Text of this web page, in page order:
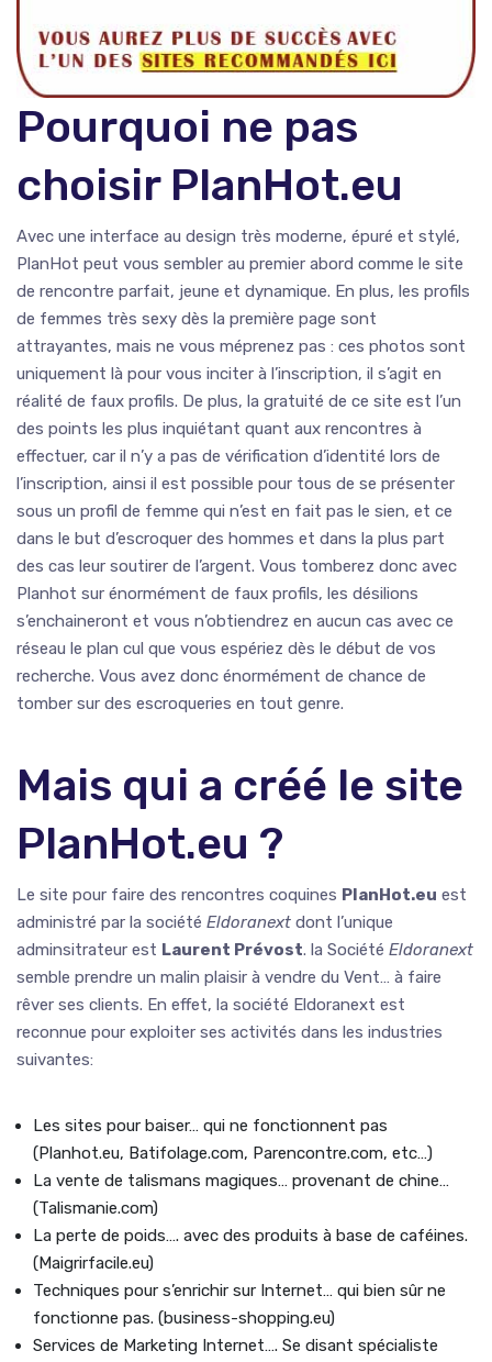
Pourquoi ne pas
choisir PlanHot.eu
Avec une interface au design très moderne, épuré et stylé,
PlanHot peut vous sembler au premier abord comme le site
de rencontre parfait, jeune et dynamique. En plus, les profils
de femmes très sexy dès la première page sont
attrayantes, mais ne vous méprenez pas : ces photos sont
uniquement là pour vous inciter à l’inscription, il s’agit en
réalité de faux profils. De plus, la gratuité de ce site est l’un
des points les plus inquiétant quant aux rencontres à
effectuer, car il n’y a pas de vérification d’identité lors de
l’inscription, ainsi il est possible pour tous de se présenter
sous un profil de femme qui n’est en fait pas le sien, et ce
dans le but d’escroquer des hommes et dans la plus part
des cas leur soutirer de l’argent. Vous tomberez donc avec
Planhot sur énormément de faux profils, les désilions
s’enchaineront et vous n’obtiendrez en aucun cas avec ce
réseau le plan cul que vous espériez dès le début de vos
recherche. Vous avez donc énormément de chance de
tomber sur des escroqueries en tout genre.
Mais qui a créé le site
PlanHot.eu ?
Le site pour faire des rencontres coquines PlanHot.eu est
administré par la société Eldoranext dont l’unique
adminsitrateur est Laurent Prévost. la Société Eldoranext
semble prendre un malin plaisir à vendre du Vent… à faire
rêver ses clients. En effet, la société Eldoranext est
reconnue pour exploiter ses activités dans les industries
suivantes:
Les sites pour baiser… qui ne fonctionnent pas
(Planhot.eu, Batifolage.com, Parencontre.com, etc…)
La vente de talismans magiques… provenant de chine…
(Talismanie.com)
La perte de poids…. avec des produits à base de caféines.
(Maigrirfacile.eu)
Techniques pour s’enrichir sur Internet… qui bien sûr ne
fonctionne pas. (business-shopping.eu)
Services de Marketing Internet…. Se disant spécialiste